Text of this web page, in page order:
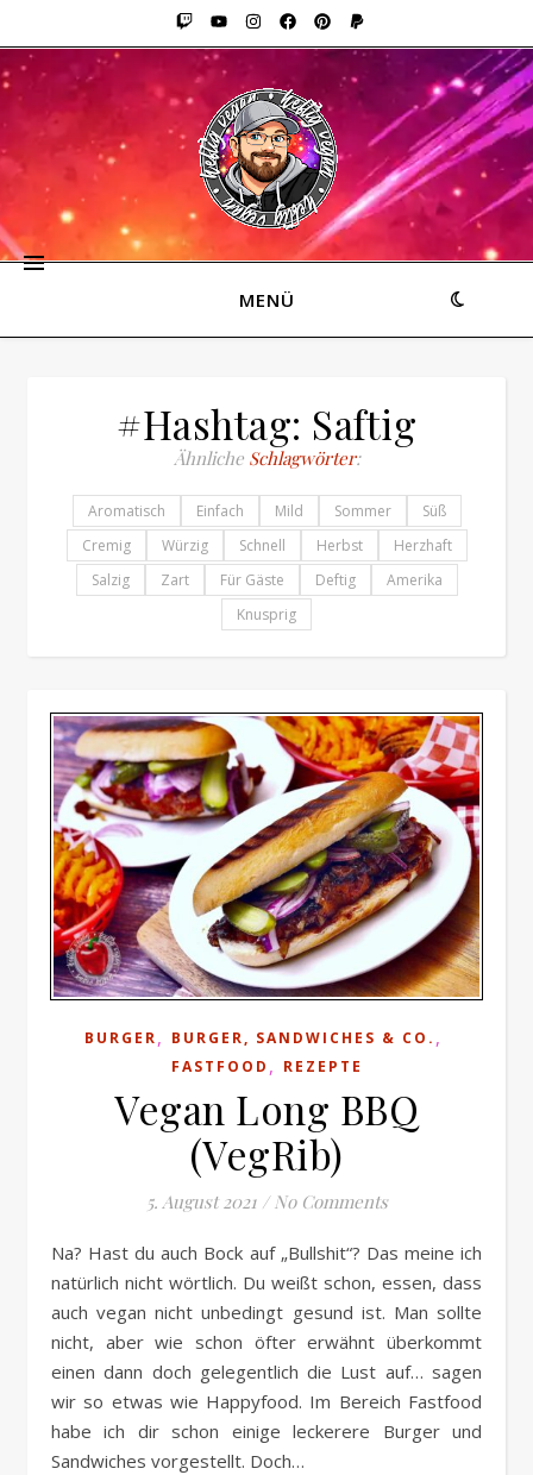
MENÜ
#Hashtag: Saftig
Ähnliche Schlagwörter:
Aromatisch Einfach Mild Sommer
Süß
Cremig
Würzig Schnell Herbst
Herzhaft
Salzig
Zart Für Gäste Deftig
Amerika
Knusprig
BURGER, BURGER, SANDWICHES & CO. ,
FASTFOOD , REZEPTE
Vegan Long BBQ
(VegRib)
5. August 2021 / No Comments
Na? Hast du auch Bock auf „Bullshit“? Das meine ich
natürlich nicht wörtlich. Du weißt schon, essen, dass
auch vegan nicht unbedingt gesund ist. Man sollte
nicht, aber wie schon öfter erwähnt überkommt
einen dann doch gelegentlich die Lust auf… sagen
wir so etwas wie Happyfood. Im Bereich Fastfood
habe ich dir schon einige leckerere Burger und
Sandwiches vorgestellt. Doch…